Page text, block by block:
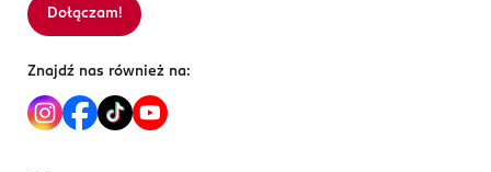
Dołączam!
Znajdź nas również na: